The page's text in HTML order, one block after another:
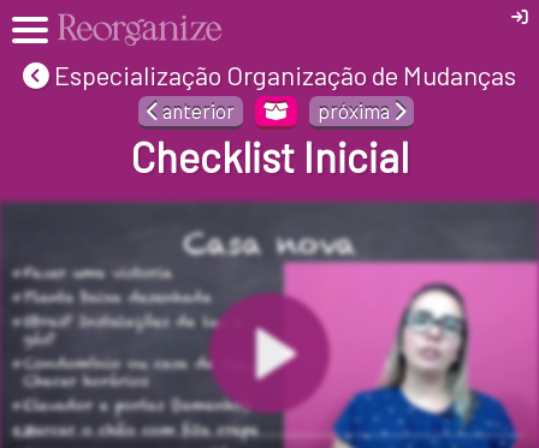
Especialização Organização de Mudanças
anterior próxima
Checklist Inicial